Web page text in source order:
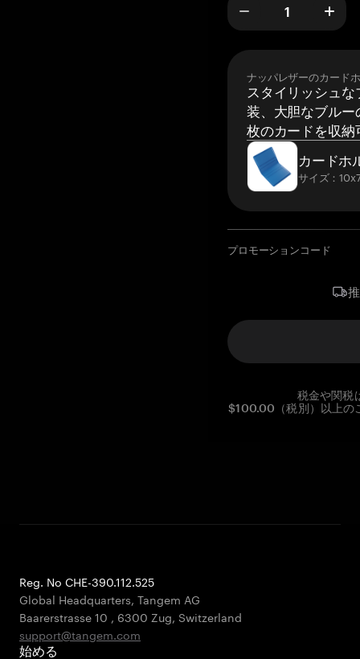
ナッパレザーのカード
スタイリッシュ
装、大胆なブルー
枚のカードを収納
カードホ
サイズ：
プロモーションコード
税金や関税
$100.00（税別）以上の
Reg. No CHE-390.112.525
Global Headquarters, Tangem AG
Baarerstrasse 10 , 6300 Zug, Switzerland
support@tangem.com
始める